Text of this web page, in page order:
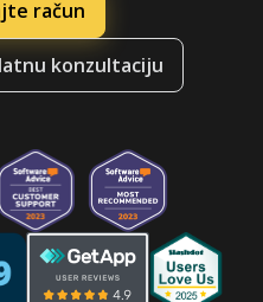
račun
konzultaciju